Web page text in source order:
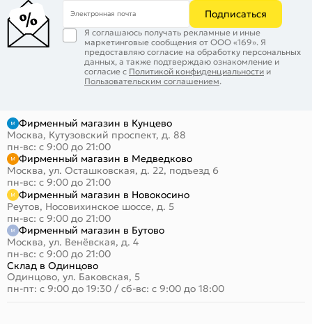
Электронная почта Подписаться
Я соглашаюсь получать рекламные и иные
маркетинговые сообщения от ООО «169». Я
предоставляю согласие на обработку персональных
данных, а также подтверждаю ознакомление и
согласие с Политикой конфиденциальности и
Пользовательским соглашением.
Фирменный магазин в Кунцево
Москва, Кутузовский проспект, д. 88
пн-вс: с 9:00 до 21:00
Фирменный магазин в Медведково
Москва, ул. Осташковская, д. 22, подъезд 6
пн-вс: с 9:00 до 21:00
Фирменный магазин в Новокосино
Реутов, Носовихинское шоссе, д. 5
пн-вс: с 9:00 до 21:00
Фирменный магазин в Бутово
Москва, ул. Венёвская, д. 4
пн-вс: с 9:00 до 21:00
Склад в Одинцово
Одинцово, ул. Баковская, 5
пн-пт: с 9:00 до 19:30 / сб-вс: с 9:00 до 18:00